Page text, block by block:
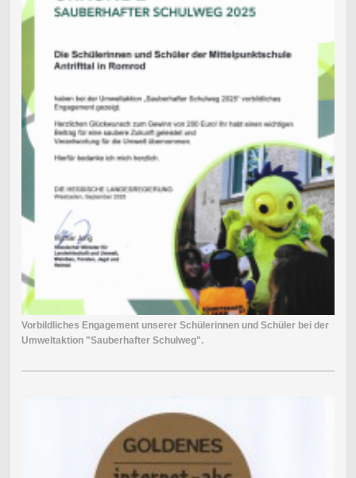
Vorbildliches Engagement unserer Schülerinnen und Schüler bei der
Umweltaktion "Sauberhafter Schulweg".